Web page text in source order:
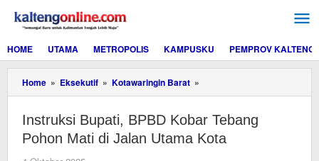
konten
HOME
UTAMA METROPOLIS KAMPUSKU PEMPROV KALTENG
Home » Eksekutif » Kotawaringin Barat »
Bupati,
Kobar
Tebang
Pohon
Instruksi Bupati, BPBD Kobar Tebang
Pohon Mati di Jalan Utama Kota